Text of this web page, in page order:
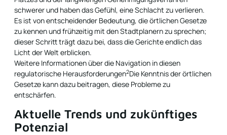
schwerer und haben das Gefühl, eine Schlacht zu verlieren.
Es ist von entscheidender Bedeutung, die örtlichen Gesetze
zu kennen und frühzeitig mit den Stadtplanern zu sprechen;
dieser Schritt trägt dazu bei, dass die Gerichte endlich das
Licht der Welt erblicken.
Weitere Informationen über die Navigation in diesen
regulatorische Herausforderungen2Die Kenntnis der örtlichen
Gesetze kann dazu beitragen, diese Probleme zu
entschärfen.
Aktuelle Trends und zukünftiges
Potenzial